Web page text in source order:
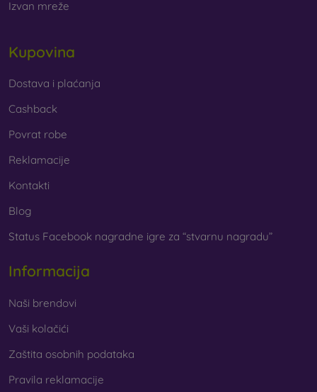
Izvan mreže
Kupovina
Dostava i plaćanja
Cashback
Povrat robe
Reklamacije
Kontakti
Blog
Status Facebook nagradne igre za “stvarnu nagradu”
Informacija
Naši brendovi
Vaši kolačići
Zaštita osobnih podataka
Pravila reklamacije